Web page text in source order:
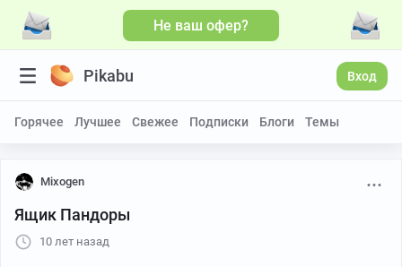
Не ваш офер?
Pikabu Вход
Горячее Лучшее Свежее Подписки Блоги Темы
Mixogen
Ящик Пандоры
10 лет назад
Больше видео